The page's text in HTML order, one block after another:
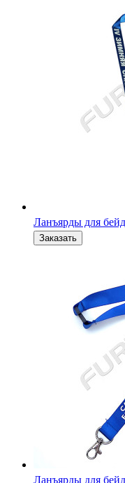
Ланъярды для
Ланъярды для